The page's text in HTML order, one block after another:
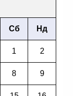
Сб Нд
1 2
8 9